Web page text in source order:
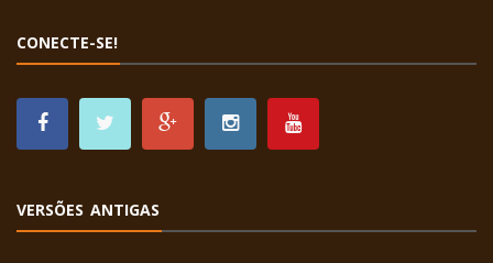
CONECTE-SE!
VERSÕES ANTIGAS